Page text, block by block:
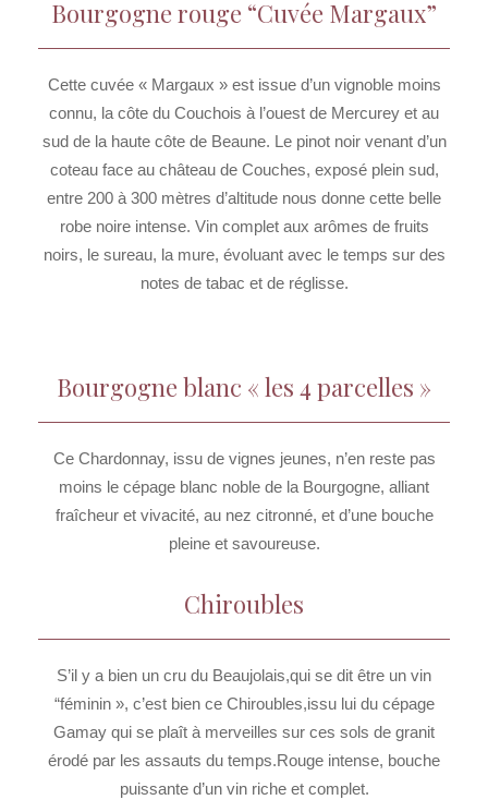
Bourgogne rouge “Cuvée Margaux”
Cette cuvée « Margaux » est issue d’un vignoble moins
connu, la côte du Couchois à l’ouest de Mercurey et au
sud de la haute côte de Beaune. Le pinot noir venant d’un
coteau face au château de Couches, exposé plein sud,
entre 200 à 300 mètres d’altitude nous donne cette belle
robe noire intense. Vin complet aux arômes de fruits
noirs, le sureau, la mure, évoluant avec le temps sur des
notes de tabac et de réglisse.
Bourgogne blanc « les 4 parcelles »
Ce Chardonnay, issu de vignes jeunes, n’en reste pas
moins le cépage blanc noble de la Bourgogne, alliant
fraîcheur et vivacité, au nez citronné, et d’une bouche
pleine et savoureuse.
Chiroubles
S’il y a bien un cru du Beaujolais,qui se dit être un vin
“féminin », c’est bien ce Chiroubles,issu lui du cépage
Gamay qui se plaît à merveilles sur ces sols de granit
érodé par les assauts du temps.Rouge intense, bouche
puissante d’un vin riche et complet.